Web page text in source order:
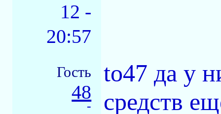
12 -
20:57
Гость
48
-
to47 да у
средств